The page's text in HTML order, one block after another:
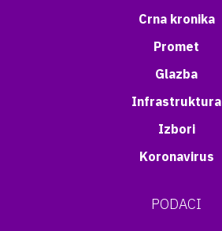
Crna kronika
Promet
Glazba
Infrastruktura
Izbori
Koronavirus
PODACI